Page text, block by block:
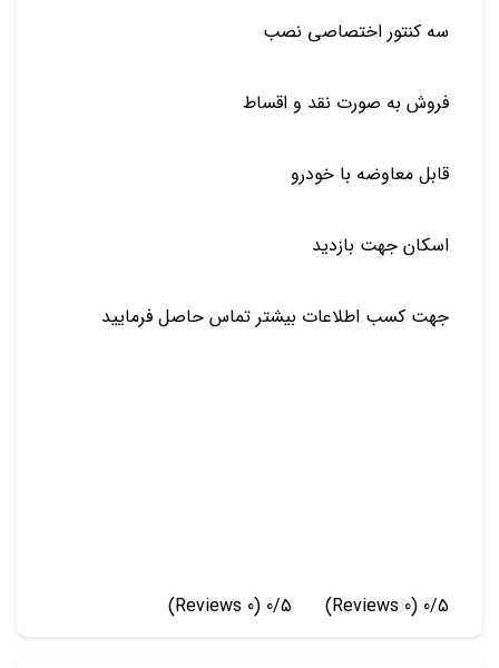
️سه کنتور اختصاصی نصب
فروش به صورت نقد و اقساط
قابل معاوضه با خودرو
️اسکان جهت بازدید
جهت کسب اطلاعات بیشتر تماس حاصل فرمایید
0/5
(0 Reviews)
0/5
(0 Reviews)